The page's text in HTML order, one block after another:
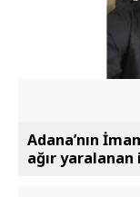
Adana’nın
ağır